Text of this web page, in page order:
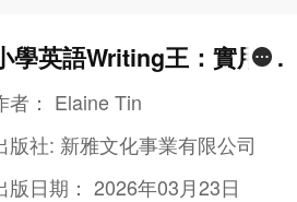
學英語Writing王：實用文
趣味漫畫學英語）
者： Elaine Tin
版社: 新雅文化事業有限公司
版日期：2026年03月23日